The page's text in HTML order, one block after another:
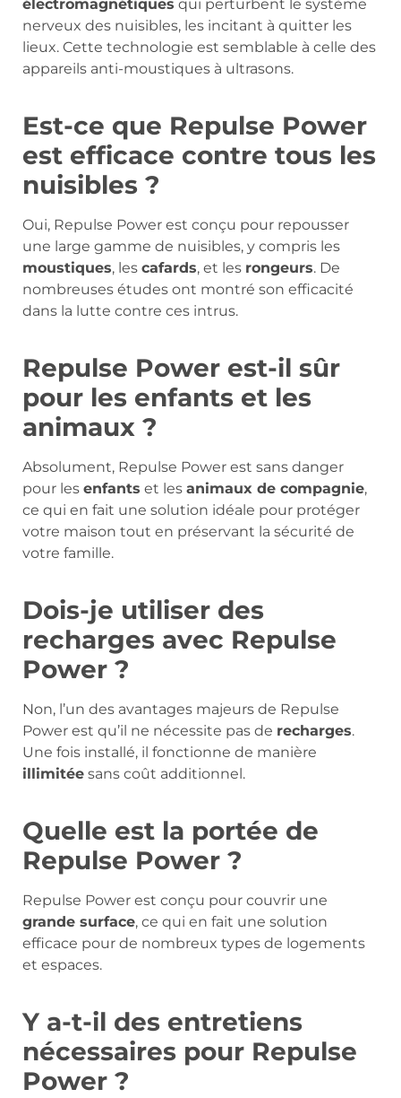
électromagnétiques qui perturbent le système
nerveux des nuisibles, les incitant à quitter les
lieux. Cette technologie est semblable à celle des
appareils anti-moustiques à ultrasons.
Est-ce que Repulse Power
est efficace contre tous les
nuisibles ?
Oui, Repulse Power est conçu pour repousser
une large gamme de nuisibles, y compris les
moustiques, les cafards, et les rongeurs. De
nombreuses études ont montré son efficacité
dans la lutte contre ces intrus.
Repulse Power est-il sûr
pour les enfants et les
animaux ?
Absolument, Repulse Power est sans danger
pour les enfants et les animaux de compagnie,
ce qui en fait une solution idéale pour protéger
votre maison tout en préservant la sécurité de
votre famille.
Dois-je utiliser des
recharges avec Repulse
Power ?
Non, l’un des avantages majeurs de Repulse
Power est qu’il ne nécessite pas de recharges.
Une fois installé, il fonctionne de manière
illimitée sans coût additionnel.
Quelle est la portée de
Repulse Power ?
Repulse Power est conçu pour couvrir une
grande surface, ce qui en fait une solution
efficace pour de nombreux types de logements
et espaces.
Y a-t-il des entretiens
nécessaires pour Repulse
Power ?